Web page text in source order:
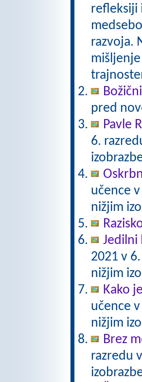
refleksiji
razvoja.
pred
Pavle
6.
učence
nižjim
Jedilni
2021 v
nižjim
Kako
učence
nižjim
Brez
razredu